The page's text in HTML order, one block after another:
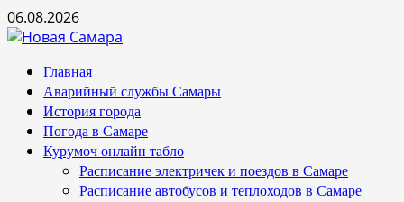
Перейти
к
06.08.2026
Основное
меню
Главная
Аварийный службы Самары
История города
Погода в Самаре
Курумоч онлайн табло
Расписание электричек и поездов в Самаре
Расписание автобусов и теплоходов в Самаре